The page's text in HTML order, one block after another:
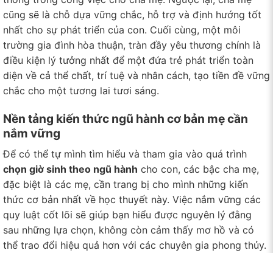
cũng sẽ là chỗ dựa vững chắc, hỗ trợ và định hướng tốt
nhất cho sự phát triển của con. Cuối cùng, một môi
trường gia đình hòa thuận, tràn đầy yêu thương chính là
điều kiện lý tưởng nhất để một đứa trẻ phát triển toàn
diện về cả thể chất, trí tuệ và nhân cách, tạo tiền đề vững
chắc cho một tương lai tươi sáng.
Nền tảng kiến thức ngũ hành cơ bản mẹ cần
nắm vững
Để có thể tự mình tìm hiểu và tham gia vào quá trình
chọn giờ sinh theo ngũ hành cho con, các bậc cha mẹ,
đặc biệt là các mẹ, cần trang bị cho mình những kiến
thức cơ bản nhất về học thuyết này. Việc nắm vững các
quy luật cốt lõi sẽ giúp bạn hiểu được nguyên lý đằng
sau những lựa chọn, không còn cảm thấy mơ hồ và có
thể trao đổi hiệu quả hơn với các chuyên gia phong thủy.